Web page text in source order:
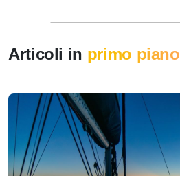
Articoli in primo piano